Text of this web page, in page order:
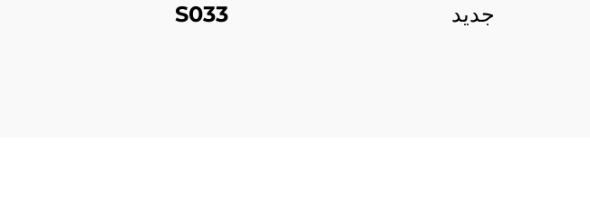
جديد
S033